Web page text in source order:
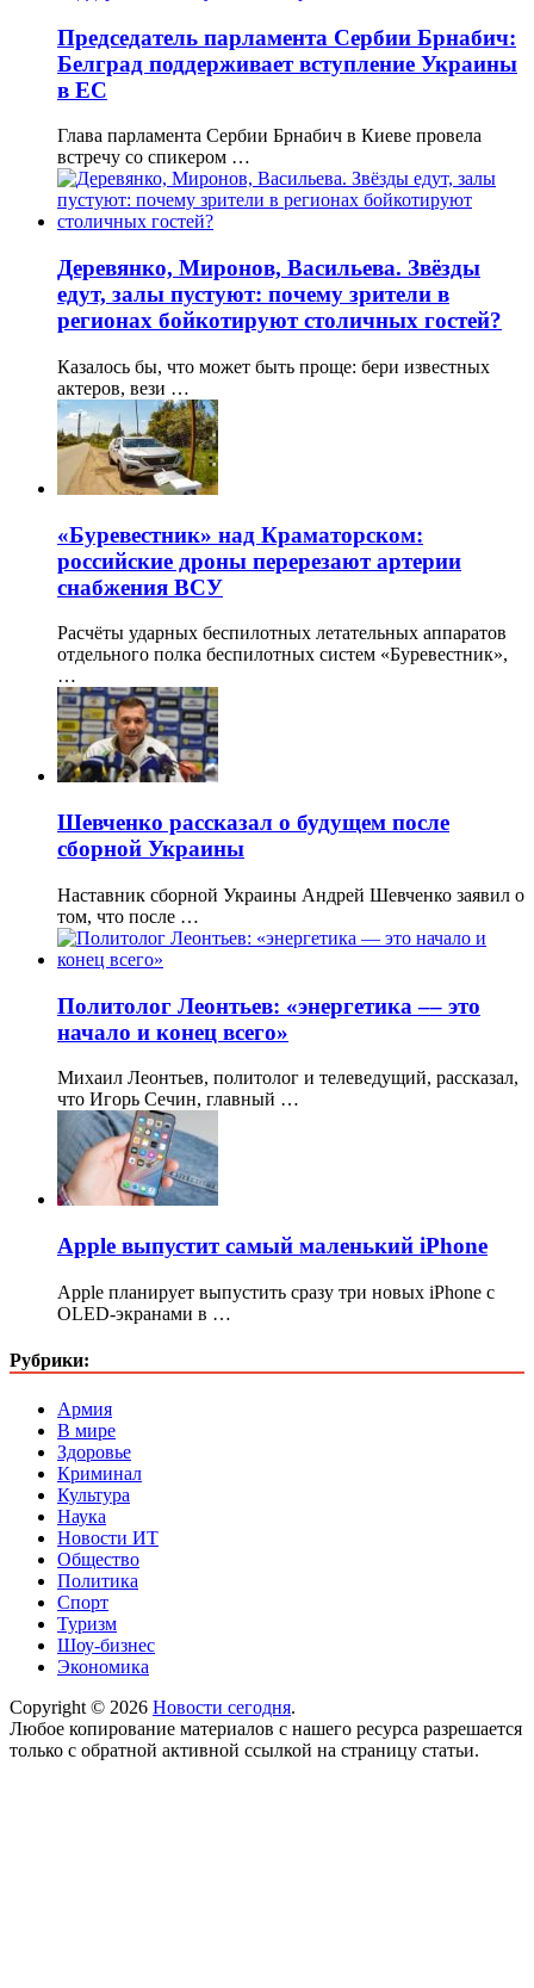
Председатель парламента Сербии Брнабич:
Белград поддерживает вступление Украины
в ЕС
Глава парламента Сербии Брнабич в Киеве провела
встречу со спикером …
Деревянко, Миронов, Васильева. Звёзды
едут, залы пустуют: почему зрители в
регионах бойкотируют столичных гостей?
Казалось бы, что может быть проще: бери известных
актеров, вези …
«Буревестник» над Краматорском:
российские дроны перерезают артерии
снабжения ВСУ
Расчёты ударных беспилотных летательных аппаратов
отдельного полка беспилотных систем «Буревестник»,
…
Шевченко рассказал о будущем после
сборной Украины
Наставник сборной Украины Андрей Шевченко заявил о
том, что после …
Политолог Леонтьев: «энергетика –– это
начало и конец всего»
Михаил Леонтьев, политолог и телеведущий, рассказал,
что Игорь Сечин, главный …
Apple выпустит самый маленький iPhone
Apple планирует выпустить сразу три новых iPhone с
OLED-экранами в …
Рубрики:
Армия
В мире
Здоровье
Криминал
Культура
Наука
Новости ИТ
Общество
Политика
Спорт
Туризм
Шоу-бизнес
Экономика
Copyright © 2026 Новости сегодня.
Любое копирование материалов с нашего ресурса разрешается
только с обратной активной ссылкой на страницу статьи.